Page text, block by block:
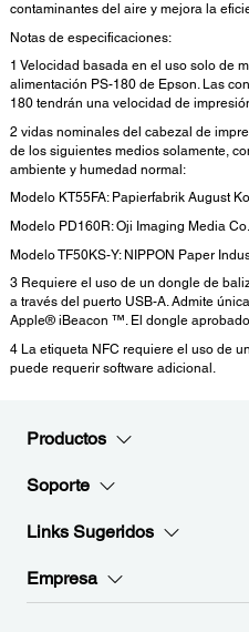
contaminantes del aire y mejora la
Notas de especificaciones:
1 Velocidad basada en el uso solo de
alimentación PS-180 de Epson. Las
180 tendrán una velocidad de
2 vidas nominales del cabezal de
de los siguientes medios solamente,
ambiente y humedad normal:
Modelo KT55FA: Papierfabrik August
Modelo PD160R: Oji Imaging Media
Modelo TF50KS-Y: NIPPON Paper
3 Requiere el uso de un dongle de
a través del puerto USB-A. Admite
Apple® iBeacon ™. El dongle
4 La etiqueta NFC requiere el uso de
puede requerir software adicional.
Productos
Soporte
Links Sugeridos
Empresa